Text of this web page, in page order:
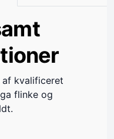
kvalificeret
flinke og